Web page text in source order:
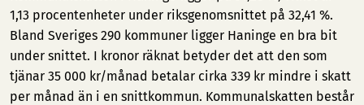
1,13 procentenheter under riksgenomsnittet på 32,41 %.
Bland Sveriges 290 kommuner ligger Haninge en bra bit
under snittet. I kronor räknat betyder det att den som
tjänar 35 000 kr/månad betalar cirka 339 kr mindre i skatt
per månad än i en snittkommun. Kommunalskatten består